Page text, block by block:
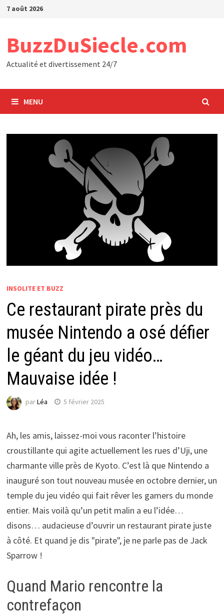
Passer
7 août 2026
BuzzDuSiecle.com
Actualité et divertissement 24/7
MENU
INSOLITE ET BUZZ
Ce restaurant pirate près du
musée Nintendo a osé défier
le géant du jeu vidéo…
Mauvaise idée !
parLéa 5 février 2025
Ah, les amis, laissez-moi vous raconter l’histoire
croustillante qui agite actuellement les rues d’Uji, une
charmante ville près de Kyoto. C’est là que Nintendo a
inauguré son tout nouveau musée en octobre dernier, un
temple du jeu vidéo qui fait rêver les gamers du monde
entier. Mais voilà qu’un petit malin a eu l’idée…
disons… audacieuse d’ouvrir un restaurant pirate juste
à côté. Et quand je dis "pirate", je ne parle pas de Jack
Sparrow !
Quand Mario rencontre la
contrefaçon